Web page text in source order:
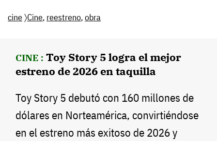
cine〉Cine, reestreno,obra
CINE : Toy Story 5 logra el mejor
estreno de 2026 en taquilla
Toy Story 5 debutó con 160 millones de
dólares en Norteamérica, convirtiéndose
en el estreno más exitoso de 2026 y